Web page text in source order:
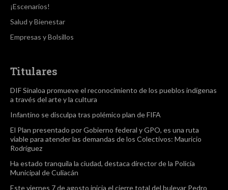
¡Escenarios!
Salud y Bienestar
Empresas y Bolsillos
Titulares
DIF Sinaloa promueve el reconocimiento de los pueblos indígenas
a través del arte y la cultura
Infantino se disculpa tras polémico plan de FIFA
El Plan presentado por Gobierno federal y GPO, es una ruta
viable para atender las demandas de los Colectivos: Mauricio
Rodríguez
Ha estado tranquila la ciudad, destaca director de la Policía
Municipal de Culiacán
Este viernes 7 de agosto inicia el cierre total del bulevar Pedro